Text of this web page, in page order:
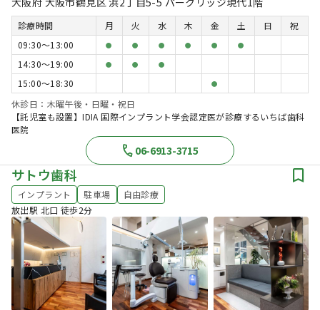
診療時間 月 火 水 木 金 土 日
祝
09:30〜13:00
● ● ● ● ● ●
14:30〜19:00 ● ● ●
15:00〜18:30 ●
休診日：木曜午後・日曜・祝日
【託児室も設置】IDIA 国際インプラント学会認定医が診療するいちば歯科
医院
06-6913-3715
サトウ歯科
インプラント 駐車場
自由診療
放出駅 北口 徒歩2分